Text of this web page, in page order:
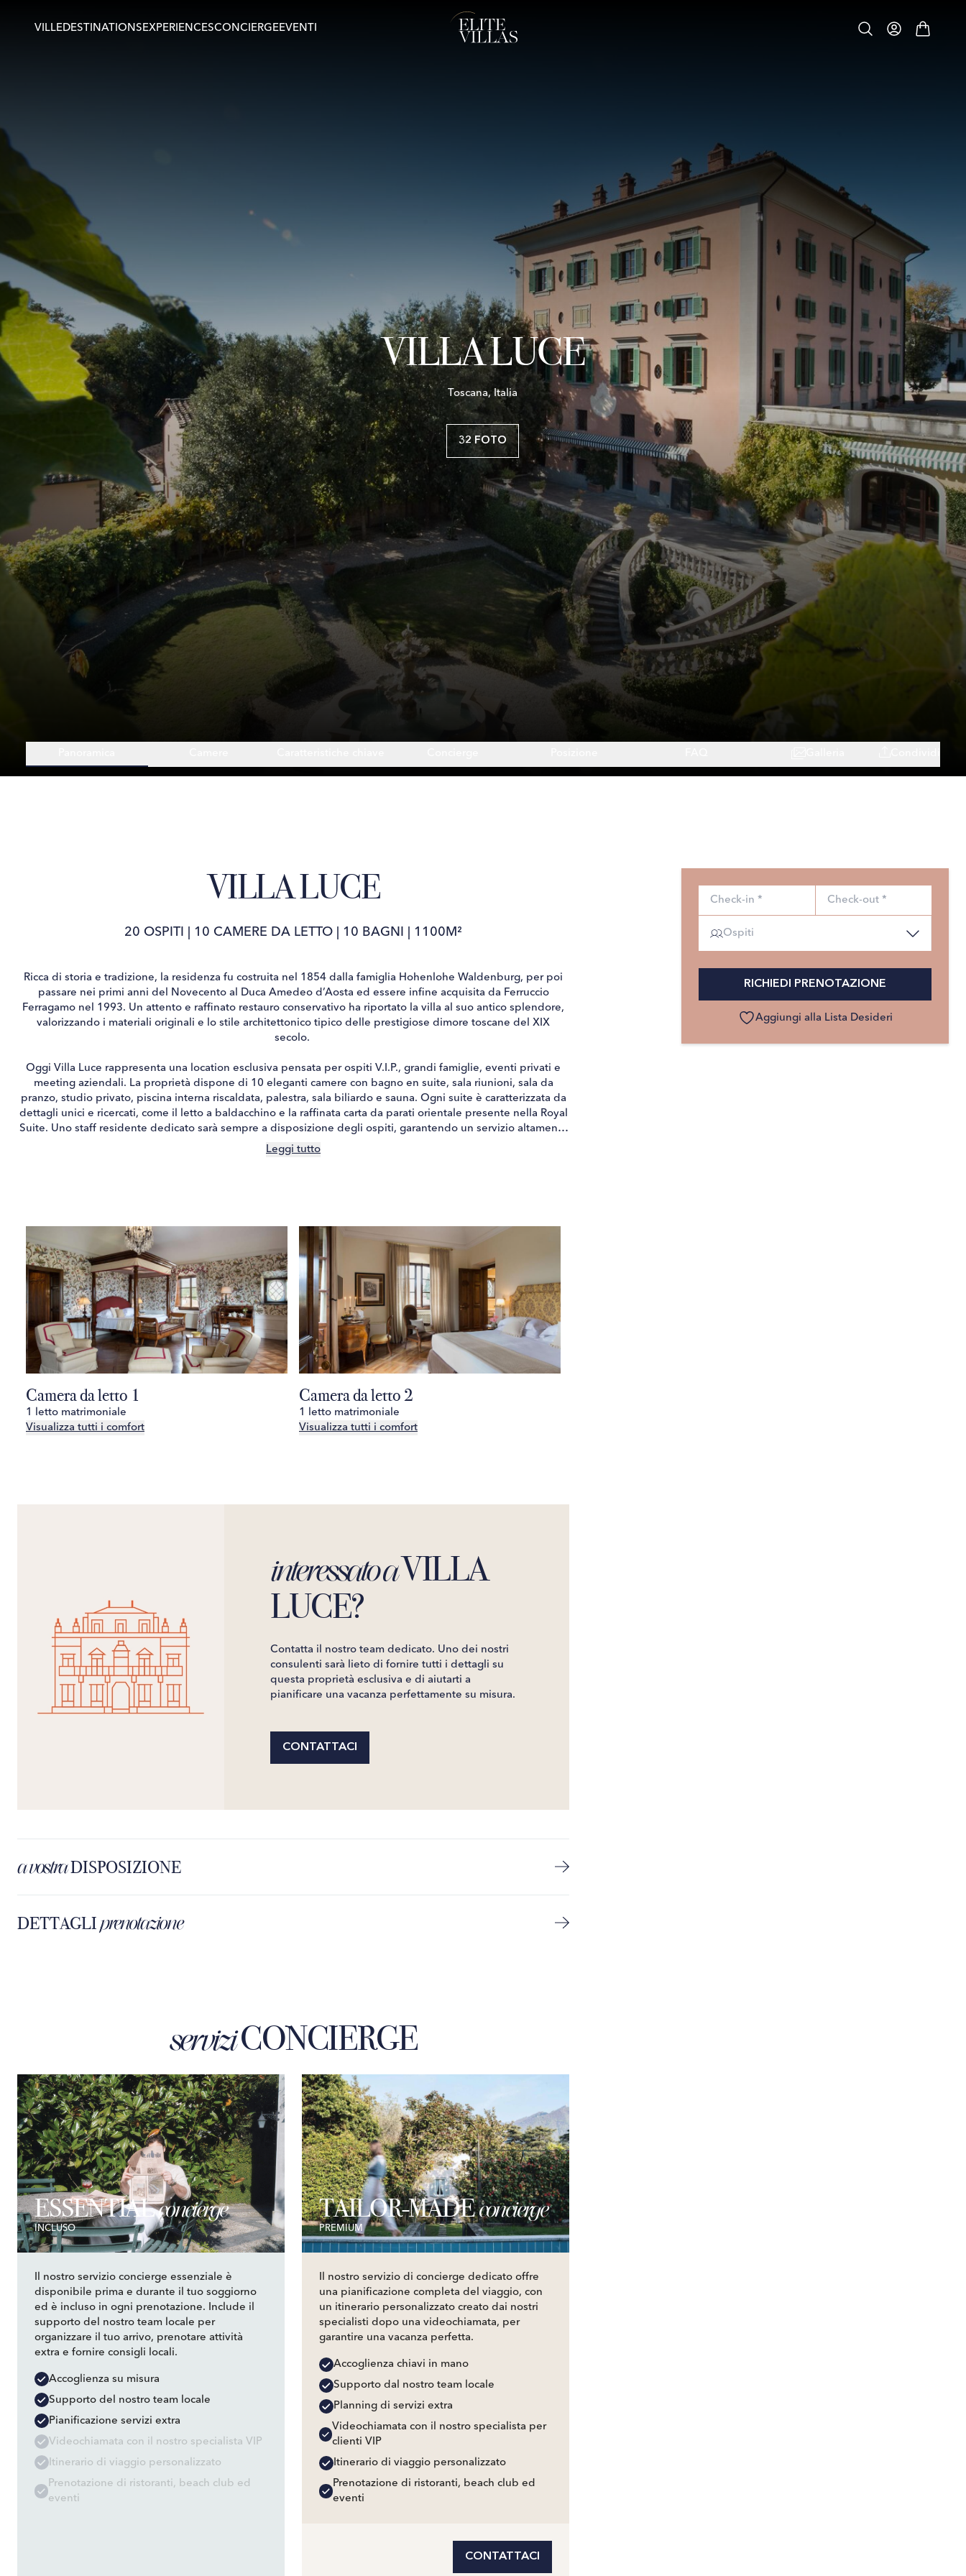
VILLEDESTINATIONSEXPERIENCESCONCIERGEEVENTI
VILLA LUCE
Toscana, Italia
32 FOTO
VILLA LUCE
20 OSPITI 10 CAMERE DA LETTO 10 BAGNI 1100M²
Ricca di storia e tradizione, la residenza fu costruita nel 1854 dalla famiglia Hohenlohe Waldenburg, per poi
passare nei primi anni del Novecento al Duca Amedeo d’Aosta ed essere infine acquisita da Ferruccio
Ferragamo nel 1993. Un attento e raffinato restauro conservativo ha riportato la villa al suo antico splendore,
valorizzando i materiali originali e lo stile architettonico tipico delle prestigiose dimore toscane del XIX
secolo.
Oggi Villa Luce rappresenta una location esclusiva pensata per ospiti V.I.P., grandi famiglie, eventi privati e
meeting aziendali. La proprietà dispone di 10 eleganti camere con bagno en suite, sala riunioni, sala da
pranzo, studio privato, piscina interna riscaldata, palestra, sala biliardo e sauna. Ogni suite è caratterizzata da
dettagli unici e ricercati, come il letto a baldacchino e la raffinata carta da parati orientale presente nella Royal
Suite. Uno staff residente dedicato sarà sempre a disposizione degli ospiti, garantendo un servizio altamente
personalizzato e un’esperienza di soggiorno autenticamente esclusiva.
Leggi tutto
Camera da letto 1
1 letto matrimoniale
Visualizza tutti i comfort
Camera da letto 2
1 letto matrimoniale
Visualizza tutti i comfort
interessato aVILLA
LUCE?
Contatta il nostro team dedicato. Uno dei nostri
consulenti sarà lieto di fornire tutti i dettagli su
questa proprietà esclusiva e di aiutarti a
pianificare una vacanza perfettamente su misura.
CONTATTACI
a vostraDISPOSIZIONE
DETTAGLIprenotazione
serviziCONCIERGE
ESSENTIALconcierge
INCLUSO
Il nostro servizio concierge essenziale è
disponibile prima e durante il tuo soggiorno
ed è incluso in ogni prenotazione. Include il
supporto del nostro team locale per
organizzare il tuo arrivo, prenotare attività
extra e fornire consigli locali.
Accoglienza su misura
Supporto del nostro team locale
Pianificazione servizi extra
Videochiamata con il nostro specialista VIP
Itinerario di viaggio personalizzato
Prenotazione di ristoranti, beach club ed
eventi
TAILOR-MADEconcierge
PREMIUM
Il nostro servizio di concierge dedicato offre
una pianificazione completa del viaggio, con
un itinerario personalizzato creato dai nostri
specialisti dopo una videochiamata, per
garantire una vacanza perfetta.
Accoglienza chiavi in mano
Supporto dal nostro team locale
Planning di servizi extra
Videochiamata con il nostro specialista per
clienti VIP
Itinerario di viaggio personalizzato
Prenotazione di ristoranti, beach club ed
eventi
CONTATTACI
RICHIEDI PRENOTAZIONE
Aggiungi alla Lista Desideri